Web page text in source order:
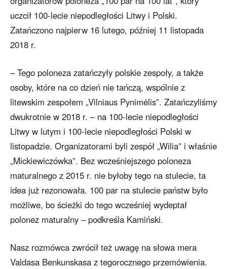
uczcił 100-lecie niepodległości Litwy i Polski.
Zatańczono najpierw 16 lutego, później 11 listopada
2018 r.
– Tego poloneza zatańczyły polskie zespoły, a także
osoby, które na co dzień nie tańczą, wspólnie z
litewskim zespołem „Vilniaus Pynimėlis”. Zatańczyliśmy
dwukrotnie w 2018 r. – na 100-lecie niepodległości
Litwy w lutym i 100-lecie niepodległości Polski w
listopadzie. Organizatorami byli zespół „Wilia” i właśnie
„Mickiewiczówka”. Bez wcześniejszego poloneza
maturalnego z 2015 r. nie byłoby tego na stulecie, ta
idea już rezonowała. 100 par na stulecie państw było
możliwe, bo ścieżki do tego wcześniej wydeptał
polonez maturalny – podkreśla Kamiński.
Nasz rozmówca zwrócił też uwagę na słowa mera
Valdasa Benkunskasa z tegorocznego przemówienia.